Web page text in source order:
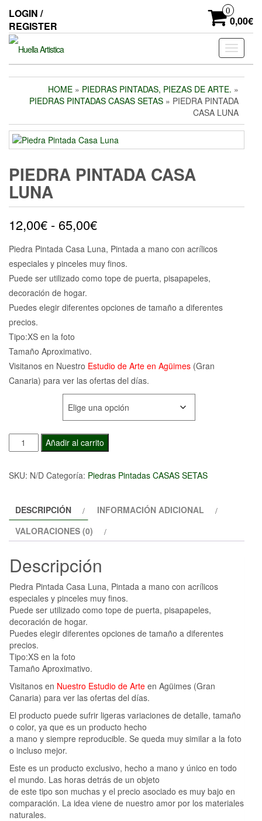
the
content
LOGIN /
REGISTER
0
0,00€
Toggle
HOME » PIEDRAS PINTADAS, PIEZAS DE ARTE. »
PIEDRAS PINTADAS CASAS SETAS » PIEDRA PINTADA
CASA LUNA
PIEDRA PINTADA CASA
LUNA
12,00€ - 65,00€Rango
de
precios:
12,00€
65,00€
Piedra Pintada Casa Luna, Pintada a mano con acrílicos
especiales y pinceles muy finos.
Puede ser utilizado como tope de puerta, pisapapeles,
decoración de hogar.
Puedes elegir diferentes opciones de tamaño a diferentes
precios.
Tipo:XS en la foto
Tamaño Aproximativo.
Visitanos en Nuestro Estudio de Arte en Agüimes (Gran
Canaria) para ver las ofertas del días.
Piedra
Pintada
Casa
Añadir al carrito
SKU: N/D Categoría: Piedras Pintadas CASAS SETAS
DESCRIPCIÓN
INFORMACIÓN ADICIONAL
VALORACIONES (0)
Descripción
Piedra Pintada Casa Luna, Pintada a mano con acrílicos
especiales y pinceles muy finos.
Puede ser utilizado como tope de puerta, pisapapeles,
decoración de hogar.
Puedes elegir diferentes opciones de tamaño a diferentes
precios.
Tipo:XS en la foto
Tamaño Aproximativo.
Visitanos en Nuestro Estudio de Arte en Agüimes (Gran
Canaria) para ver las ofertas del días.
El producto puede sufrir ligeras variaciones de detalle, tamaño
o color, ya que es un producto hecho
a mano y siempre reproducible. Se queda muy similar a la foto
o incluso mejor.
Este es un producto exclusivo, hecho a mano y único en todo
el mundo. Las horas detrás de un objeto
de este tipo son muchas y el precio asociado es muy bajo en
comparación. La idea viene de nuestro amor por los materiales
naturales.